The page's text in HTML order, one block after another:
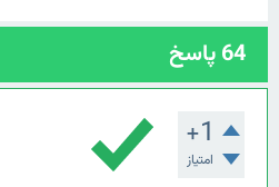
64پاسخ
+1
امتیاز